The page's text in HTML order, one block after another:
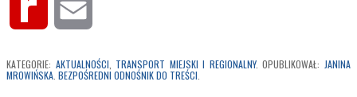
Rediff
KATEGORIE: AKTUALNOŚCI TRANSPORT MIEJSKI I REGIONALNY. OPUBLIKOWAŁ: JANINA
MROWIŃSKA BEZPOŚREDNI ODNOŚNIK DO TREŚCI